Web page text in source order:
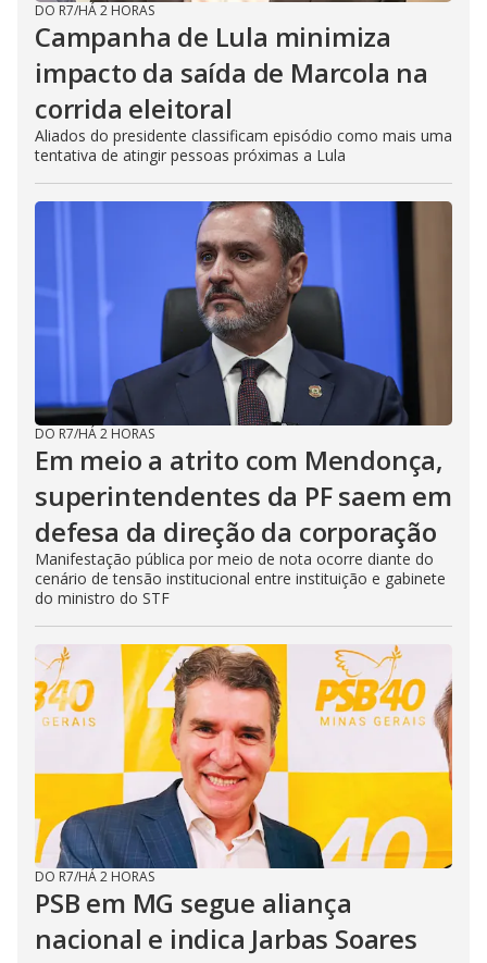
DO R7/HÁ 2 HORAS
Campanha de Lula minimiza
impacto da saída de Marcola na
corrida eleitoral
Aliados do presidente classificam episódio como mais uma
tentativa de atingir pessoas próximas a Lula
DO R7/HÁ 2 HORAS
Em meio a atrito com Mendonça,
superintendentes da PF saem em
defesa da direção da corporação
Manifestação pública por meio de nota ocorre diante do
cenário de tensão institucional entre instituição e gabinete
do ministro do STF
DO R7/HÁ 2 HORAS
PSB em MG segue aliança
nacional e indica Jarbas Soares